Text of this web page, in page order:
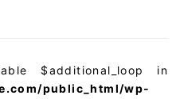
$additional_loop in
public_html/wp-